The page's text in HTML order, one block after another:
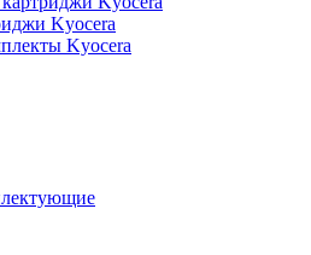
Kyocera
Kyocera